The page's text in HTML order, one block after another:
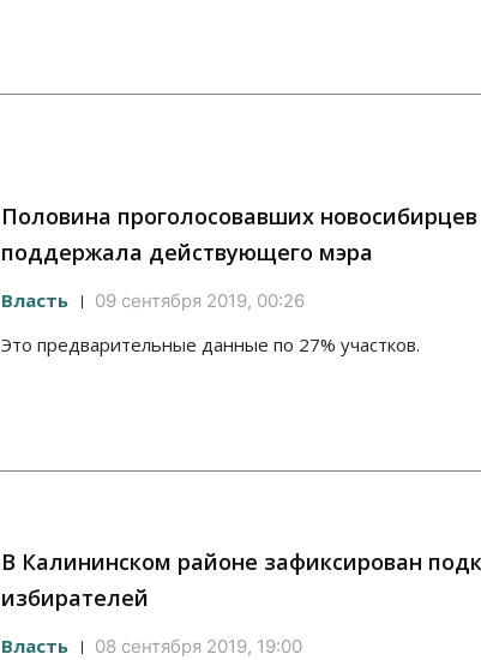
Половина проголосовавших новосибирцев
поддержала действующего мэра
Власть 09 сентября 2019, 00:26
Это предварительные данные по 27% участков.
В Калининском районе зафиксирован
избирателей
Власть 08 сентября 2019, 19:00